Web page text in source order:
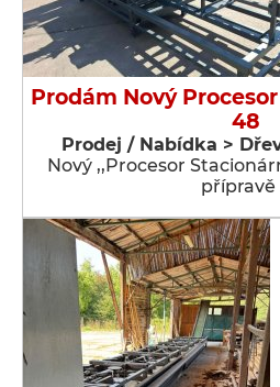
Prodám Nový
48
Prodej / Nabídka >
Nový ,,Procesor
přípravě